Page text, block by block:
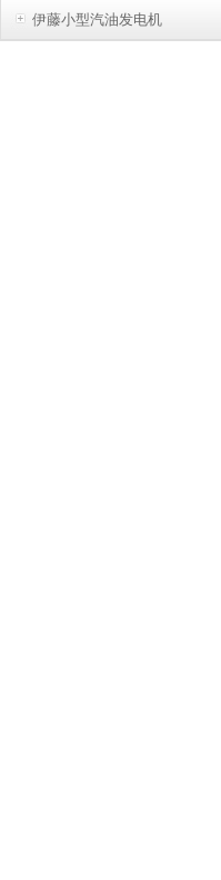
伊藤小型汽油发电机